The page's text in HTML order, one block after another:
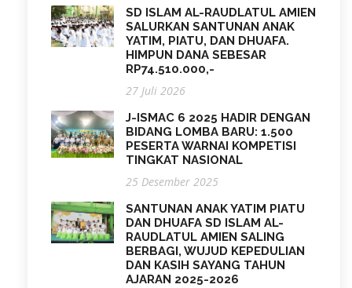
SD ISLAM AL-RAUDLATUL AMIEN
SALURKAN SANTUNAN ANAK
YATIM, PIATU, DAN DHUAFA.
HIMPUN DANA SEBESAR
RP74.510.000,-
27 Juli 2026
J-ISMAC 6 2025 HADIR DENGAN
BIDANG LOMBA BARU: 1.500
PESERTA WARNAI KOMPETISI
TINGKAT NASIONAL
25 Desember 2025
SANTUNAN ANAK YATIM PIATU
DAN DHUAFA SD ISLAM AL-
RAUDLATUL AMIEN SALING
BERBAGI, WUJUD KEPEDULIAN
DAN KASIH SAYANG TAHUN
AJARAN 2025-2026